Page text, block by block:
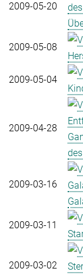
2009-05-20
2009-05-08
2009-05-04
2009-04-28
2009-03-16
2009-03-11
2009-03-02